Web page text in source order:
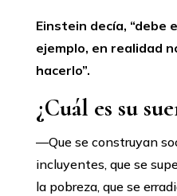
Einstein decía, “debe
ejemplo, en realidad
hacerlo”.
¿Cuál es su
—Que se construyan
incluyentes, que se
la pobreza, que se